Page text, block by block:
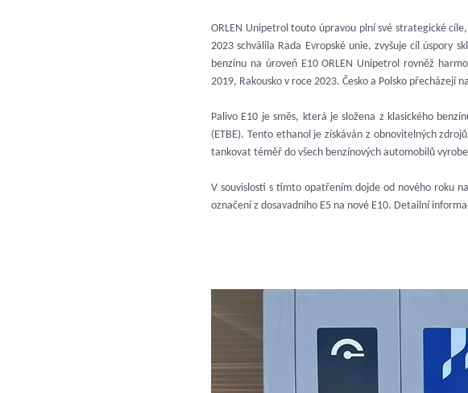
ORLEN Unipetrol touto úpravou plní své strategické
2023 schválila Rada Evropské unie, zvyšuje cíl úspory
benzínu na úroveň E10 ORLEN Unipetrol rovněž
2019, Rakousko v roce 2023. Česko a Polsko přecházejí
Palivo E10 je směs, která je složena z klasického
(ETBE). Tento ethanol je získáván z obnovitelných
tankovat téměř do všech benzínových automobilů
V souvislosti s tímto opatřením dojde od nového roku
označení z dosavadního E5 na nové E10. Detailní